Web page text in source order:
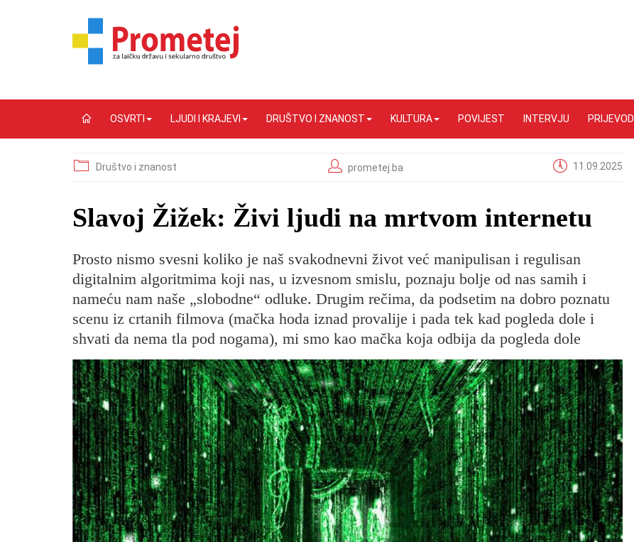
OSVRTI LJUDI I KRAJEVI DRUŠTVO I ZNANOST KULTURA POVIJEST INTERVJU PRIJEVODI
Društvo i znanost prometej.ba 11.09.2025
Slavoj Žižek: Živi ljudi na mrtvom internetu
Prosto nismo svesni koliko je naš svakodnevni život već manipulisan i regulisan
digitalnim algoritmima koji nas, u izvesnom smislu, poznaju bolje od nas samih i
nameću nam naše „slobodne“ odluke. Drugim rečima, da podsetim na dobro poznatu
scenu iz crtanih filmova (mačka hoda iznad provalije i pada tek kad pogleda dole i
shvati da nema tla pod nogama), mi smo kao mačka koja odbija da pogleda dole